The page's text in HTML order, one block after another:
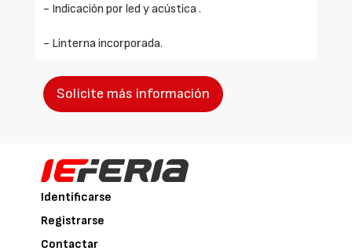
- Indicación por led y acústica .
- Linterna incorporada.
Solicite más información
Identificarse
Registrarse
Contactar